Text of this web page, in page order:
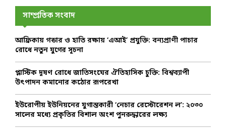
f
r
E
A
সাম্প্রতিক সংবাদ
আফ্রিকায় গন্ডার ও হাতি রক্ষায় ‘এআই’ প্রযুক্তি: বন্যপ্রাণী পাচার
রোধে নতুন যুগের সূচনা
প্লাস্টিক দূষণ রোধে জাতিসংঘের ঐতিহাসিক চুক্তি: বিশ্বব্যাপী
উৎপাদন কমানোর কঠোর রূপরেখা
ইউরোপীয় ইউনিয়নের যুগান্তকারী ‘নেচার রেস্টোরেশন ল’: ২০৩০
সালের মধ্যে প্রকৃতির বিশাল অংশ পুনরুদ্ধারের লক্ষ্য